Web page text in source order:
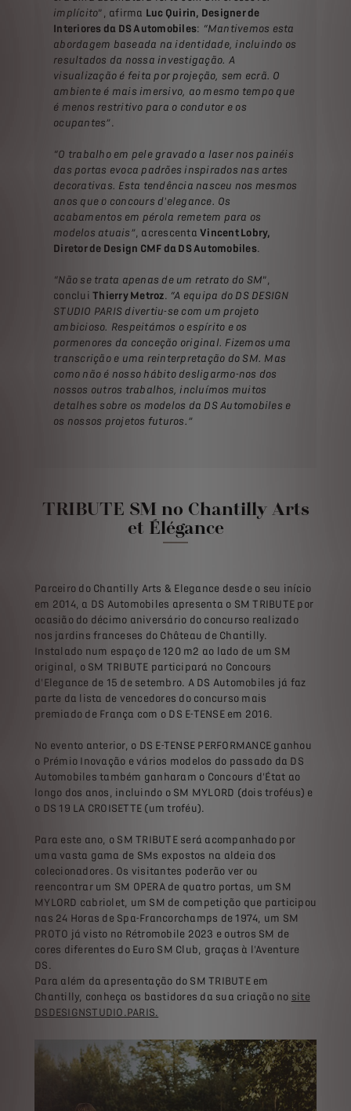
implícito”, afirma Luc Quirin, Designer de
Interiores da DS Automobiles: “Mantivemos esta
abordagem baseada na identidade, incluindo os
resultados da nossa investigação. A
visualização é feita por projeção, sem ecrã. O
ambiente é mais imersivo, ao mesmo tempo que
é menos restritivo para o condutor e os
ocupantes”.
“O trabalho em pele gravado a laser nos painéis
das portas evoca padrões inspirados nas artes
decorativas. Esta tendência nasceu nos mesmos
anos que o concours d'elegance. Os
acabamentos em pérola remetem para os
modelos atuais”, acrescenta Vincent Lobry,
Diretor de Design CMF da DS Automobiles.
“Não se trata apenas de um retrato do SM”,
conclui Thierry Metroz. “A equipa do DS DESIGN
STUDIO PARIS divertiu-se com um projeto
ambicioso. Respeitámos o espírito e os
pormenores da conceção original. Fizemos uma
transcrição e uma reinterpretação do SM. Mas
como não é nosso hábito desligarmo-nos dos
nossos outros trabalhos, incluímos muitos
detalhes sobre os modelos da DS Automobiles e
os nossos projetos futuros.”
TRIBUTE SM no Chantilly Arts
et Élégance
Parceiro do Chantilly Arts & Elegance desde o seu início
em 2014, a DS Automobiles apresenta o SM TRIBUTE por
ocasião do décimo aniversário do concurso realizado
nos jardins franceses do Château de Chantilly.
Instalado num espaço de 120 m2 ao lado de um SM
original, o SM TRIBUTE participará no Concours
d'Elegance de 15 de setembro. A DS Automobiles já faz
parte da lista de vencedores do concurso mais
premiado de França com o DS E-TENSE em 2016.
No evento anterior, o DS E-TENSE PERFORMANCE ganhou
o Prémio Inovação e vários modelos do passado da DS
Automobiles também ganharam o Concours d'État ao
longo dos anos, incluindo o SM MYLORD (dois troféus) e
o DS 19 LA CROISETTE (um troféu).
Para este ano, o SM TRIBUTE será acompanhado por
uma vasta gama de SMs expostos na aldeia dos
colecionadores. Os visitantes poderão ver ou
reencontrar um SM OPERA de quatro portas, um SM
MYLORD cabriolet, um SM de competição que participou
nas 24 Horas de Spa-Francorchamps de 1974, um SM
PROTO já visto no Rétromobile 2023 e outros SM de
cores diferentes do Euro SM Club, graças à l'Aventure
DS.
Para além da apresentação do SM TRIBUTE em
Chantilly, conheça os bastidores da sua criação no site
DSDESIGNSTUDIO.PARIS.